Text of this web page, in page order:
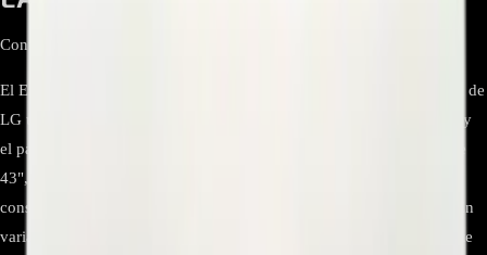
Control de tiempo
El EAT63915101 es la tarjeta T-CON (Timing/Time Control) original de
LG utilizada para gestionar las señales de video entre la main board y
el panel LCD. Este módulo se emplea en diversas plataformas LG de
43", y se ha documentado en listas de repuestos para televisores de
consumo y comerciales (p. ej., 43LM5700PUA y 43LT340C0UB). En
varias variantes de 43" utiliza panel HV430FHBN1D, con el cual este